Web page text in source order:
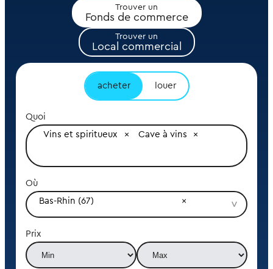
Trouver un
Fonds de commerce
Trouver un
Local commercial
acheter louer
Quoi
Vins et spiritueux
Cave à vins
Où
Bas-Rhin (67)
Prix